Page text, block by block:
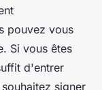
pouvez vous
Si vous êtes
d'entrer
signer